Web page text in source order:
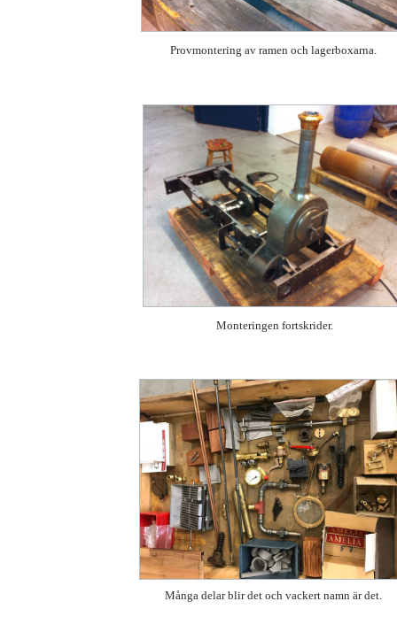
Provmontering av ramen och lagerboxarna.
Monteringen fortskrider.
Många delar blir det och vackert namn är det.